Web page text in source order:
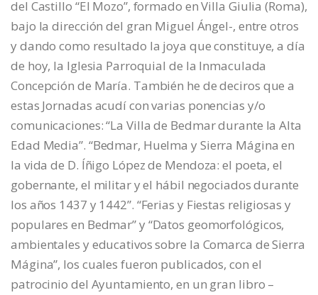
del Castillo “El Mozo”, formado en Villa Giulia (Roma),
bajo la dirección del gran Miguel Ángel-, entre otros
y dando como resultado la joya que constituye, a día
de hoy, la Iglesia Parroquial de la Inmaculada
Concepción de María. También he de deciros que a
estas Jornadas acudí con varias ponencias y/o
comunicaciones: “La Villa de Bedmar durante la Alta
Edad Media”. “Bedmar, Huelma y Sierra Mágina en
la vida de D. Íñigo López de Mendoza: el poeta, el
gobernante, el militar y el hábil negociados durante
los años 1437 y 1442”. “Ferias y Fiestas religiosas y
populares en Bedmar” y “Datos geomorfológicos,
ambientales y educativos sobre la Comarca de Sierra
Mágina”, los cuales fueron publicados, con el
patrocinio del Ayuntamiento, en un gran libro –